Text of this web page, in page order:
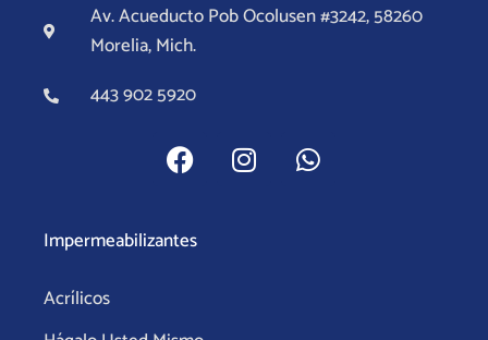
Av. Acueducto Pob Ocolusen #3242, 58260
Morelia, Mich.
443 902 5920
F
a
e
b
I
n
W
h
Impermeabilizantes
Acrílicos